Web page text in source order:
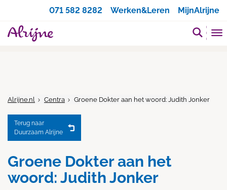
071 582 8282
Werken&Leren MijnAlrijne
Alrijne.nl Centra Groene Dokter aan het woord: Judith Jonker
Terug naar
Duurzaam Alrijne
Groene Dokter aan het
woord: Judith Jonker